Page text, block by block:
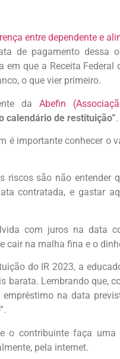
entre dependente e
de pagamento dessa
em que a Receita
o que vier primeiro.
daAbefin
calendário de restituição”.
é importante conhecer o
riscos são não entender
contratada, e gastar
com juros na data
cair na malha fina e o
do IR 2023, a
barata. Lembrando que,
na data
o contribuinte faça
pela internet.